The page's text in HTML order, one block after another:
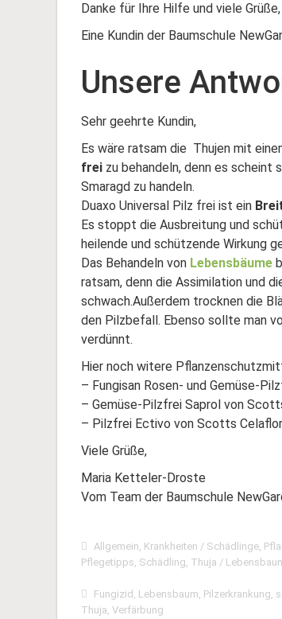
Danke für Ihre Hilfe und viele Grüße,
Eine Kundin der Baumschule
Unsere
Sehr geehrte Kundin,
Es wäre ratsam die Thujen mit
frei zu behandeln, denn es scheint
Smaragd zu handeln.
Duaxo Universal Pilz frei ist ein
Es stoppt die Ausbreitung und
heilende und schützende Wirkung
Das Behandeln von Lebensbäume
ratsam, denn die Assimilation und
schwach.Außerdem trocknen die
den Pilzbefall. Ebenso sollte man
verdünnt.
Hier noch witere
– Fungisan Rosen- und Gemüse-
– Gemüse-Pilzfrei Saprol von
– Pilzfrei Ectivo von Scotts Celaflor
Viele Grüße,
Maria Ketteler-Droste
Vom Team der Baumschule
Allgemein, Krankheiten / Schädlinge,
Pflegetipps, Schädling, Thuja /
Fungizid , Lebensbaum, Pilzerkrankung,
Thuja, Verfärbung